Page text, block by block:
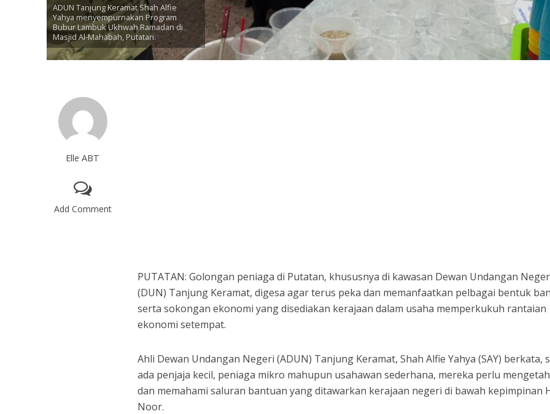
ADUN Tanjung Keramat Shah Alfie
Yahya menyempurnakan Program
Bubur Lambuk Ukhwah Ramadan di
Masjid Al-Mahabah, Putatan.
Elle ABT
Add Comment
PUTATAN: Golongan peniaga di Putatan, khususnya di kawasan Dewan Undangan
(DUN) Tanjung Keramat, digesa agar terus peka dan memanfaatkan pelbagai bentuk
serta sokongan ekonomi yang disediakan kerajaan dalam usaha memperkukuh rantaian
ekonomi setempat.
Ahli Dewan Undangan Negeri (ADUN) Tanjung Keramat, Shah Alfie Yahya (SAY) berkata,
ada penjaja kecil, peniaga mikro mahupun usahawan sederhana, mereka perlu
dan memahami saluran bantuan yang ditawarkan kerajaan negeri di bawah kepimpinan
Noor.